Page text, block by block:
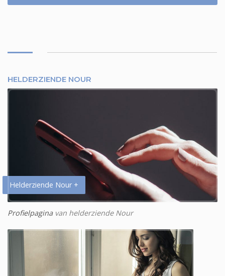
HELDERZIENDE NOUR
Helderziende Nour +
Profielpaginavan helderziende Nour